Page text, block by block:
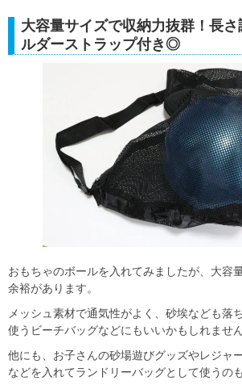
大容量サイズで収納力抜群！長さ
ルダーストラップ付き◎
おもちゃのボールを入れてみましたが、大容
余裕があります。
メッシュ素材で通気性がよく、砂埃なども落
使うビーチバッグなどにもいいかもしれません
他にも、お子さんの砂場遊びグッズやレジャ
などを入れてランドリーバッグとして使うの